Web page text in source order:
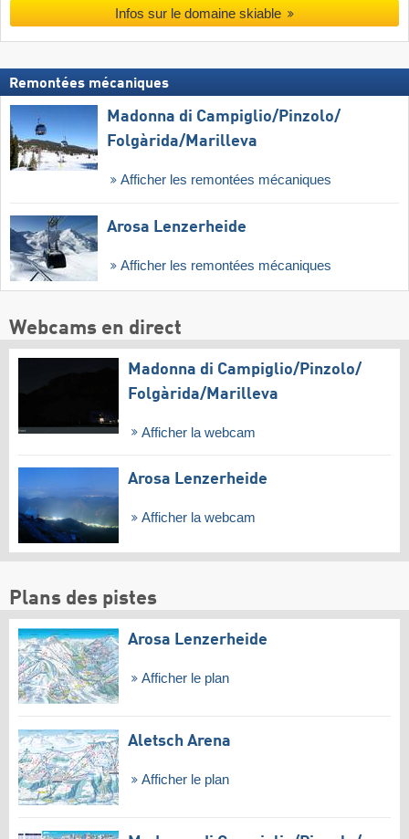
Infos sur le domaine skiable
Remontées mécaniques
Madonna di Campiglio/​Pinzolo/​
Folgàrida/​Marilleva
Afficher les remontées mécaniques
Arosa Lenzerheide
Afficher les remontées mécaniques
Webcams en direct
Madonna di Campiglio/​Pinzolo/​
Folgàrida/​Marilleva
Afficher la webcam
Arosa Lenzerheide
Afficher la webcam
Plans des pistes
Arosa Lenzerheide
Afficher le plan
Aletsch Arena
Afficher le plan